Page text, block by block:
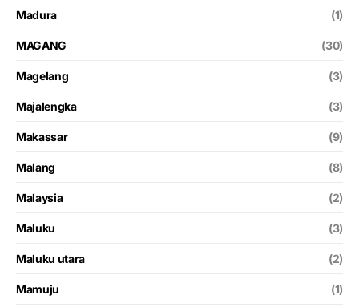
Madura (1)
MAGANG (30)
Magelang (3)
Majalengka (3)
Makassar (9)
Malang (8)
Malaysia (2)
Maluku (3)
Maluku utara (2)
Mamuju (1)